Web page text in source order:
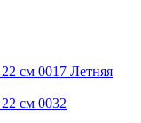
см 0017 Летняя
см 0032